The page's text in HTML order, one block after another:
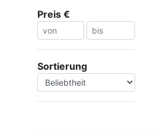
Preis €
Sortierung